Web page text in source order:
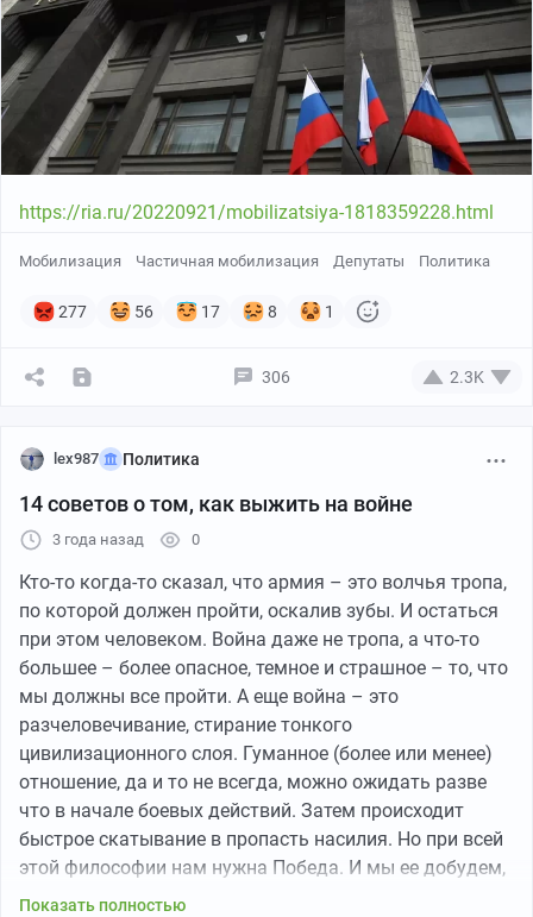
https://ria.ru/20220921/mobilizatsiya-1818359228.html
Мобилизация Частичная мобилизация Депутаты Политика
277 56 17 8 1
306 2.3K
lex987 Политика
14 советов о том, как выжить на войне
3 года назад 0
Кто-то когда-то сказал, что армия – это волчья тропа,
по которой должен пройти, оскалив зубы. И остаться
при этом человеком. Война даже не тропа, а что-то
большее – более опасное, темное и страшное – то, что
мы должны все пройти. А еще война – это
разчеловечивание, стирание тонкого
цивилизационного слоя. Гуманное (более или менее)
отношение, да и то не всегда, можно ожидать разве
что в начале боевых действий. Затем происходит
быстрое скатывание в пропасть насилия. Но при всей
этой философии нам нужна Победа. И мы ее добудем,
преодолев все.
Показать полностью